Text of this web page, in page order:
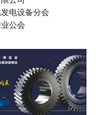
电设备分会
公会